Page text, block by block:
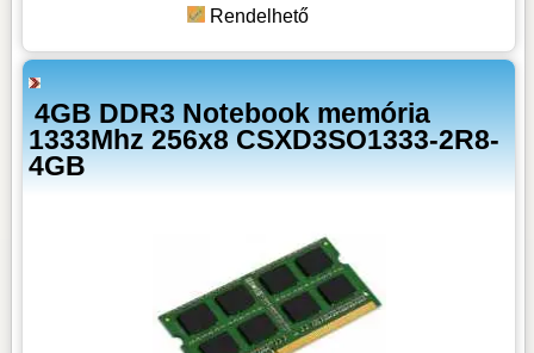
Rendelhető
4GB DDR3 Notebook memória
1333Mhz 256x8 CSXD3SO1333-2R8-
4GB